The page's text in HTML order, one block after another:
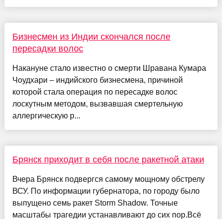
Бизнесмен из Индии скончался после
пересадки волос
Накануне стало известно о смерти Шравана Кумара
Чоудхари – индийского бизнесмена, причиной
которой стала операция по пересадке волос
лоскутным методом, вызвавшая смертельную
аллергическую р...
Брянск приходит в себя после ракетной атаки
Вчера Брянск подвергся самому мощному обстрелу
ВСУ. По информации губернатора, по городу было
выпущено семь ракет Storm Shadow. Точные
масштабы трагедии устанавливают до сих пор.Всё